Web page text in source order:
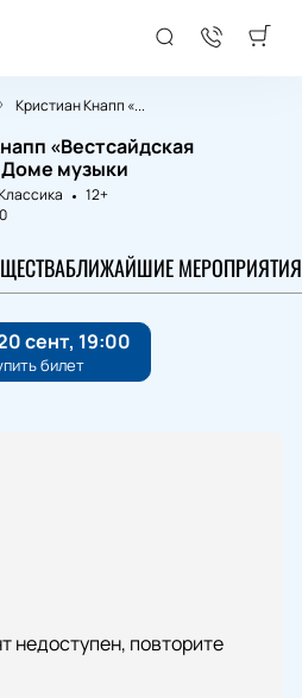
Кристиан Кнапп «...
«Вестсайдская
Доме музыки
12+
БЛИЖАЙШИЕ МЕРОПРИЯТИЯ
недоступен, повторите